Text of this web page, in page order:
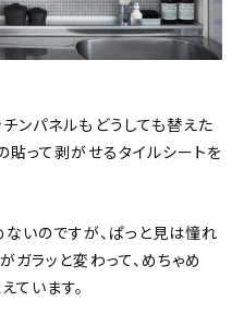
ンパネルもどうしても替えた
貼って剥がせるタイルシートを
いのですが、ぱっと見は憧れ
ガラッと変わって、めちゃめ
ています。